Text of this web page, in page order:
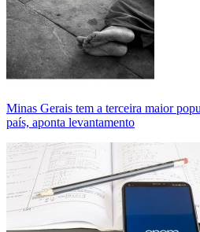
Minas Gerais tem a terceira maior
país, aponta levantamento